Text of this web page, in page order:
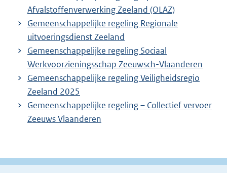
Afvalstoffenverwerking Zeeland (OLAZ)
Gemeenschappelijke regeling Regionale
uitvoeringsdienst Zeeland
Gemeenschappelijke regeling Sociaal
Werkvoorzieningsschap Zeeuwsch-Vlaanderen
Gemeenschappelijke regeling Veiligheidsregio
Zeeland 2025
Gemeenschappelijke regeling – Collectief vervoer
Zeeuws Vlaanderen